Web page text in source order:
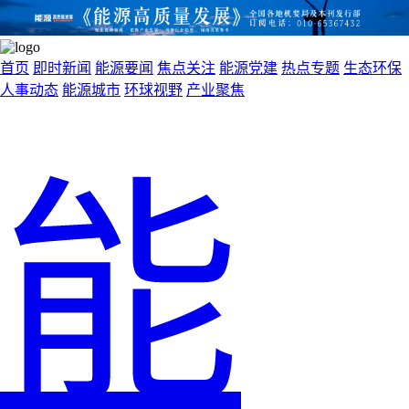
首页 即时新闻 能源要闻 焦点关注 能源党建 热点专题 生态环保
人事动态 能源城市 环球视野 产业聚焦
能